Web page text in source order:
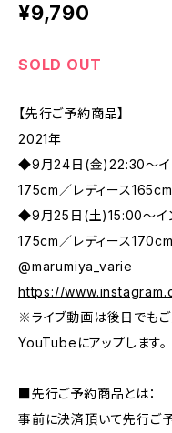
¥9,790
SOLD OUT
【先行ご予約商品】
2021年
◆9月24日(金)22:30～イン
175cm／レディース165cm
◆9月25日(土)15:00～イン
175cm／レディース170cm
@marumiya_varie
https://
※ライブ動画は後日でも
YouTubeにアップします。
■先行ご予約商品とは：
事前に決済頂いて先行ご